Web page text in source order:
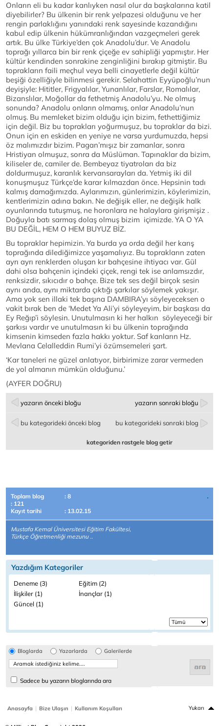
Onların eli bu kadar kanlıyken nasıl olur da başkalarına katil
diyebilirler? Bu ülkenin bir renk yelpazesi olduğunu ve her
rengin parlaklığını yanındaki renk sayesinde kazandığını
kabul edip ülkenin hükümranlığından vazgeçmeleri gerek
artık. Bu ülke Türkiye’den çok Anadolu’dur. Ve Anadolu
toprağı yıllarca bin bir renk çiçeğe ev sahipliği yapmıştır. Her
kültür kendinden sonrakine zenginliğini bırakıp gitmiştir. Bu
toprakların faili meçhul veya belli cinayetlerle değil kültür
beşiği özelliğiyle bilinmesi gerekir. Selahattin Eyyüpoğlu’nun
deyişiyle: Hititler, Frigyalılar, Yunanlılar, Farslar, Romalılar,
Bizanslılar, Moğollar da fethetmiş Anadolu’yu. Ne olmuş
sonunda? Anadolu onların olmamış, onlar Anadolu’nun
olmuş. Bu memleket bizim olduğu için bizim, fethettiğimiz
için değil. Biz bu toprakları yoğurmuşuz, bu topraklar da bizi.
Onun için en eskiden en yeniye ne varsa yurdumuzda, hepsi
öz malımızdır bizim. Pagan’mışız bir zamanlar, sonra
Hristiyan olmuşuz, sonra da Müslüman. Tapınaklar da bizim,
kiliseler de, camiler de. Bembeyaz tiyatroları da biz
doldurmuşuz, karanlık kervansarayları da. Yetmiş iki dil
konuşmuşuz Türkçe’de karar kılmazdan önce. Hepsinin tadı
kalmış damağımızda. Aylarımızın, günlerimizin, köylerimizin,
kentlerimizin adına bakın. Ne değişik eller, ne değişik halk
oyunlarında tutuşmuş, ne horonlara ne halaylara girişmişiz .
Doğuyla batı sarmaş dolaş olmuş bizim içimizde. YA O YA
BU DEĞİL, HEM O HEM BUYUZ BİZ.
Bu topraklar hepimizin. Ya burda ya orda değil her karış
toprağında dilediğimizce yaşamalıyız. Bu toprakların zaten
ayrı ayrı renklerden oluşan kır bahçesine ihtiyacı var. Gül
dahi olsa bahçenin içindeki çiçek, rengi tek ise anlamsızdır,
renksizdir, sıkıcıdır o bahçe. Bize tek ses değil birçok sesin
aynı anda, aynı miktarda çıktığı şarkılar söylemek yakışır.
Ama yok sen illaki tek başına DAMBIRA’yı söyleyeceksen o
vakit bırak ben de ‘Medet Ya Ali’yi söyleyeyim, bir başkası da
Ey Reğıp’i söylesin. Unutulmasın ki her halkın söyleyeceği bir
şarkısı vardır ve unutulmasın ki bu ülkenin toprağında
kimsenin kimseden fazla hakkı yoktur. Saf kanların Hz.
Mevlana Celalleddin Rumi’yi özümsemeleri şart.
‘Kar taneleri ne güzel anlatıyor, birbirimize zarar vermeden
de yol almanın mümkün olduğunu.’
(AYFER DOĞRU)
yazarın önceki bloğu yazarın sonraki bloğu
bu kategorideki önceki blog bu kategorideki sonraki blog
kategoriden rastgele blog getir
Toplam blog
: 8
: 121
Kayıt tarihi
: 13.02.15
Mustafa Kemal Üniversitesi Eğitim Fakültesi,
Türkçe Öğretmenliği mezunu ..
Yazdığım Kategoriler
Deneme (3)
Eğitim (2)
İlişkiler (1)
İnançlar (1)
Güncel (1)
Bloglarda Yazarlarda Galerilerde
Sadece bu yazarın bloglarında ara
Anasayfa | Bize Ulaşın | Kullanım Koşulları Yukarı